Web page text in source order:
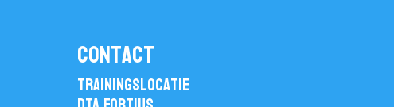
contact
Trainingslocatie